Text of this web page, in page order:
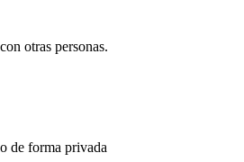
otras personas.
de forma privada